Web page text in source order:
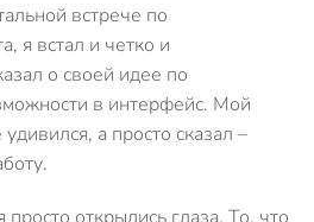
встрече по
я встал и четко и
о своей идее по
в интерфейс. Мой
а просто сказал –